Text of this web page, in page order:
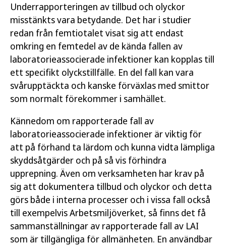
Underrapporteringen av tillbud och olyckor
misstänkts vara betydande. Det har i studier
redan från femtiotalet visat sig att endast
omkring en femtedel av de kända fallen av
laboratorieassocierade infektioner kan kopplas till
ett specifikt olyckstillfälle. En del fall kan vara
svårupptäckta och kanske förväxlas med smittor
som normalt förekommer i samhället.
Kännedom om rapporterade fall av
laboratorieassocierade infektioner är viktig för
att på förhand ta lärdom och kunna vidta lämpliga
skyddsåtgärder och på så vis förhindra
upprepning. Även om verksamheten har krav på
sig att dokumentera tillbud och olyckor och detta
görs både i interna processer och i vissa fall också
till exempelvis Arbetsmiljöverket, så finns det få
sammanställningar av rapporterade fall av LAI
som är tillgängliga för allmänheten. En användbar